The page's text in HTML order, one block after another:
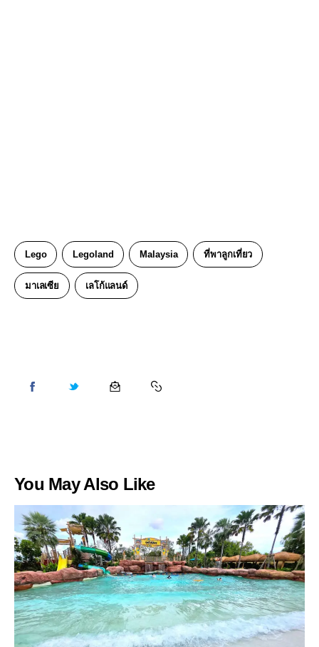
Lego Legoland Malaysia ที่พาลูกเที่ยว
มาเลเซีย เลโก้แลนด์
You May Also Like